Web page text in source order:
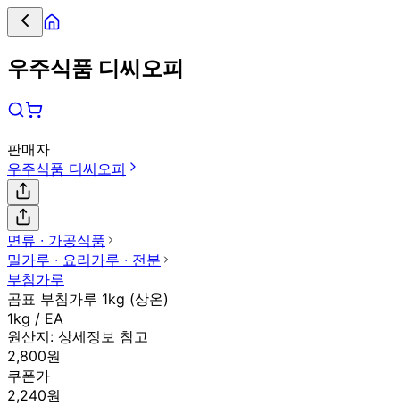
우주식품 디씨오피
판매자
우주식품 디씨오피
면류 ∙ 가공식품
밀가루 ∙ 요리가루 ∙ 전분
부침가루
곰표 부침가루 1kg (상온)
1kg / EA
원산지: 상세정보 참고
2,800원
쿠폰가
2,240원